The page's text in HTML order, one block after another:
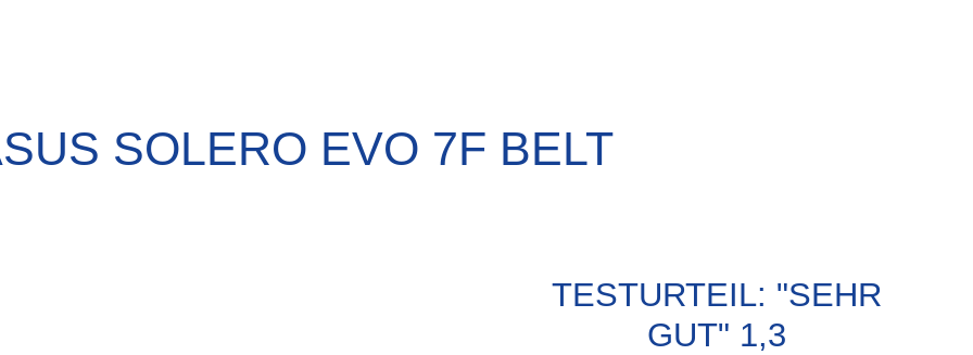
SOLERO EVO 7F BELT
TESTURTEIL: "SEHR
GUT" 1,3